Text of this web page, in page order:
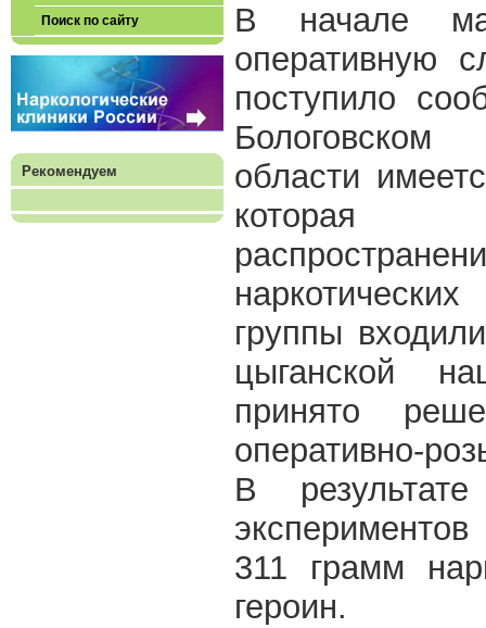
Поиск по сайту
Рекомендуем
В начале
оперативную
поступило
области
которая
группы
цыганской
принято
оперативно-
В
311 грамм
героин.